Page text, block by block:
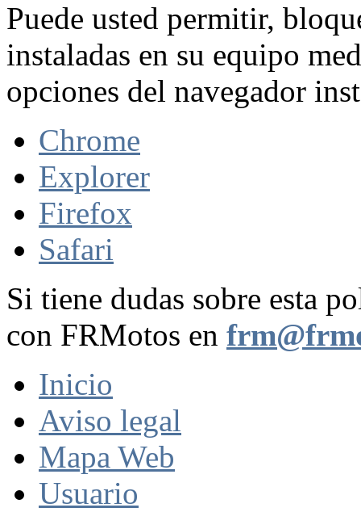
Puede usted permitir,
instaladas en su equipo
opciones del navegador
Chrome
Explorer
Firefox
Safari
Si tiene dudas sobre esta
con FRMotos en
Inicio
Aviso legal
Mapa Web
Usuario